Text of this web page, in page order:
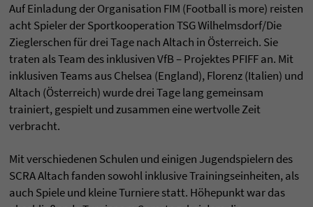
Auf Einladung der Organisation FIM (Football is more) reisten
acht Spieler der Sportkooperation TSG Wilhelmsdorf/Die
Zieglerschen für drei Tage nach Altach in Österreich. Sie
traten als Team des inklusiven VfB – Projektes PFIFF an. Mit
inklusiven Teams aus Chelsea (England), Florenz (Italien) und
Altach (Österreich) wurde drei Tage lang gemeinsam
trainiert, gespielt und zusammen eine wertvolle Zeit
verbracht.
Mit verschiedenen Schulen und einigen Jugendspielern des
SCRA Altach fanden sowohl inklusive Trainingseinheiten, als
auch Spiele und kleine Turniere statt. Höhepunkt war das